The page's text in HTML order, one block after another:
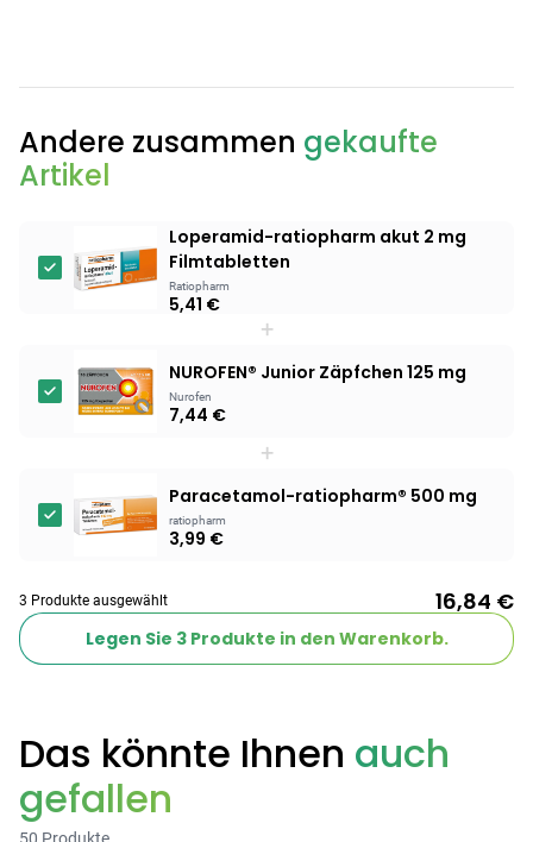
Andere zusammen gekaufte
Artikel
Loperamid-ratiopharm akut 2 mg
Filmtabletten
Ratiopharm
5,41 €
+
NUROFEN® Junior Zäpfchen 125 mg
Nurofen
7,44 €
+
Paracetamol-ratiopharm® 500 mg
ratiopharm
3,99 €
3 Produkte ausgewählt 16,84 €
Legen Sie 3Produkte in den Warenkorb.
Das könnte Ihnen auch
gefallen